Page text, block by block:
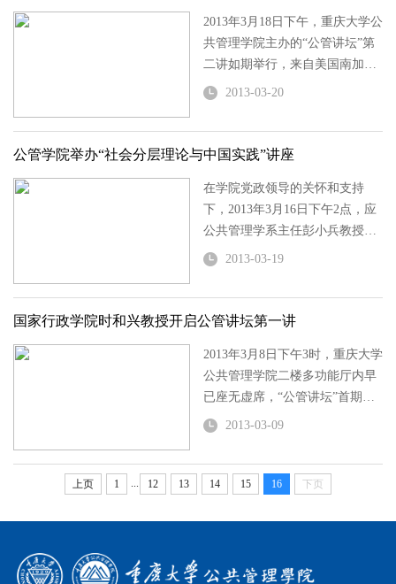
2013年3月18日下午，重庆大学公
共管理学院主办的“公管讲坛”第
二讲如期举行，来自美国南加州
大学公共政策学院国际交流部主
Adaption to Flooding in Urban
Areas: An Economic Anal...
2013-03-20
公管学院举办“社会分层理论与中国实践”讲座
在学院党政领导的关怀和支持
下，2013年3月16日下午2点，应
公共管理学系主任彭小兵教授和
副主任戴坚博士的邀请，中共重
名为“社会分层与中国实践”的讲
座，彭小兵教授、戴坚博士和12
2013-03-19
国家行政学院时和兴教授开启公管讲坛第一讲
2013年3月8日下午3时，重庆大学
公共管理学院二楼多功能厅内早
已座无虚席，“公管讲坛”首期主
讲嘉宾——国家行政学院公共管
余名师生带来讲座“公共冲突管理
的理论与实践”。
2013-03-09
上页 1 12 13 14 15 16 下页